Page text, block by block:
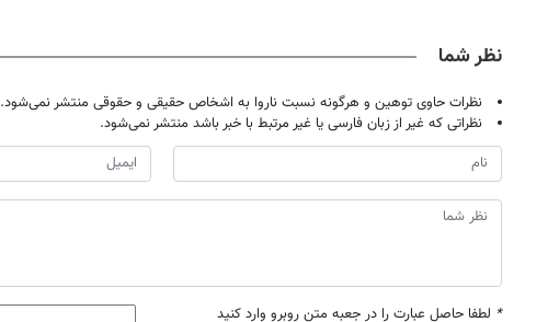
نظر شما
نظرات حاوی توهین و هرگونه نسبت ناروا به اشخاص حقیقی و حقوقی منتشر نمی‌شود.
نظراتی که غیر از زبان فارسی یا غیر مرتبط با خبر باشد منتشر نمی‌شود.
* لطفا حاصل عبارت را در جعبه متن روبرو وارد کنید